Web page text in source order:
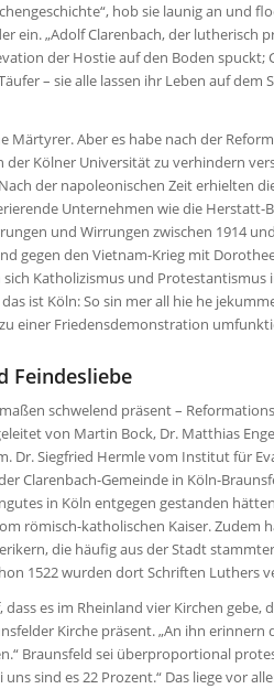
hob sie launig an und
ein. „Adolf Clarenbach, der lutherisch
der Hostie auf den Boden
– sie alle lassen ihr Leben auf dem
Märtyrer. Aber es habe nach der
der Kölner Universität zu verhindern
der napoleonischen Zeit erhielten
Unternehmen wie die Herstatt-
und Wirrungen zwischen 1914
gegen den Vietnam-Krieg mit
Katholizismus und
ist Köln: So sin mer all hie he
einer Friedensdemonstration
Feindesliebe
schwelend präsent –
von Martin Bock, Dr. Matthias
Dr. Siegfried Hermle vom Institut für
Clarenbach-Gemeinde in Köln-
in Köln entgegen gestanden
römisch-katholischen Kaiser. Zudem
die häufig aus der Stadt
1522 wurden dort Schriften Luthers
es im Rheinland vier Kirchen
Kirche präsent. „An ihn
Braunsfeld sei überproportional
sind es 22 Prozent.“ Das liege vor